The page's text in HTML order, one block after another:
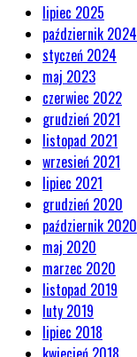
lipiec 2025
październik 2024
styczeń 2024
maj 2023
czerwiec 2022
grudzień 2021
listopad 2021
wrzesień 2021
lipiec 2021
grudzień 2020
październik 2020
maj 2020
marzec 2020
listopad 2019
luty 2019
lipiec 2018